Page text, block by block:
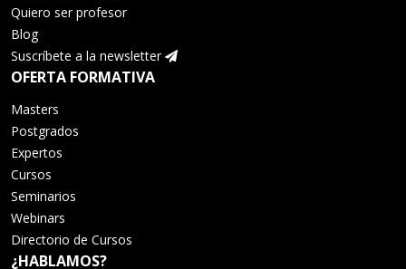
Quiero ser profesor
Blog
Suscríbete a la newsletter
OFERTA FORMATIVA
Masters
Postgrados
Expertos
Cursos
Seminarios
Webinars
Directorio de Cursos
¿HABLAMOS?